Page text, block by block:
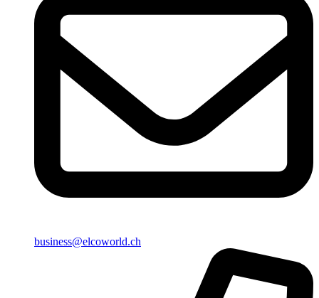
business@elcoworld.ch